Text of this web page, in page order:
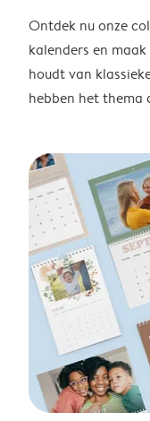
Ontdek nu onze
kalenders en
houdt van
hebben het thema